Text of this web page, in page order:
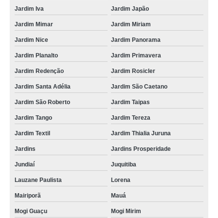
empresa de batedeira manteiga Cidade Tiradentes
batedeira para manteiga cotação Jardim Grimaldi
desnatadeira e batedeira de manteiga cotação inajar de souza
batedeira manteiga cotação Guaíba
batedeira para fazer manteiga São Mateus
batedeira de manteiga 50 kg orçamento São Nicolau
desnatadeira e batedeira de manteiga orçamento Camboriú
batedeira de manteiga 50 kg Santa Cruz do Sul
qual o preço de batedeira de manteiga 50 kg Vila Zelina
empresa de batedeira de manteiga elétrica São Leopoldo
batedeira de manteiga elétrica cotação VL NOVA UTINGA
batedeira de manteiga Taboão da Serra
Jardim Iva Jardim Japão
Jardim Mimar Jardim Miriam
Jardim Nice Jardim Panorama
Jardim Planalto Jardim Primavera
Jardim Redenção Jardim Rosicler
Jardim Santa Adélia Jardim São Caetano
Jardim São Roberto Jardim Taipas
Jardim Tango Jardim Tereza
Jardim Textil Jardim Thialia Juruna
Jardins Jardins Prosperidade
Jundiaí Juquitiba
Lauzane Paulista Lorena
Mairiporã Mauá
Mogi Guaçu Mogi Mirim